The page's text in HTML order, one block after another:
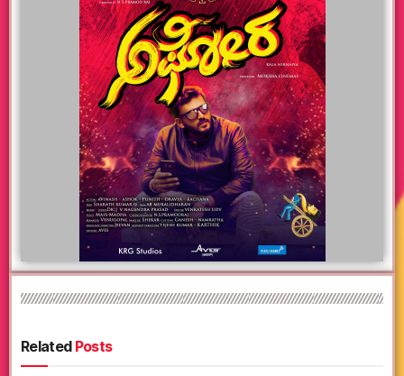
RelatedPosts